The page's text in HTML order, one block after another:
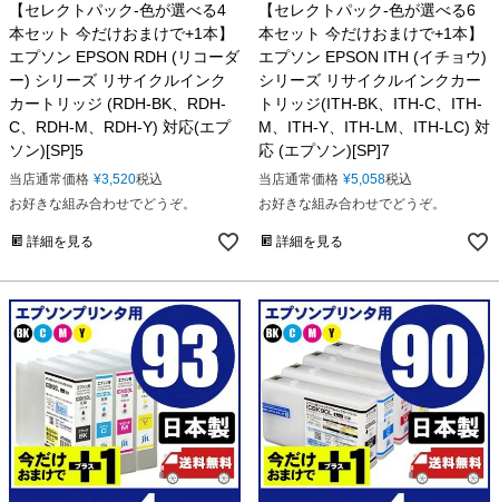
【セレクトパック-色が選べる4
本セット 今だけおまけで+1本】
エプソン EPSON RDH (リコーダ
ー) シリーズ リサイクルインク
カートリッジ (RDH-BK、RDH-
C、RDH-M、RDH-Y) 対応(エプ
ソン)[SP]5
当店通常価格 ¥3,520税込
お好きな組み合わせでどうぞ。
詳細を見る
【セレクトパック-色が選べる6
本セット 今だけおまけで+1本】
エプソン EPSON ITH (イチョウ)
シリーズ リサイクルインクカー
トリッジ(ITH-BK、ITH-C、ITH-
M、ITH-Y、ITH-LM、ITH-LC) 対
応 (エプソン)[SP]7
当店通常価格 ¥5,058税込
お好きな組み合わせでどうぞ。
詳細を見る